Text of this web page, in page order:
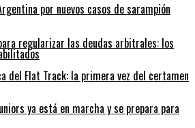
por nuevos casos de sarampión
regularizar las deudas arbitrales: los
del Flat Track: la primera vez del certamen
ya está en marcha y se prepara para